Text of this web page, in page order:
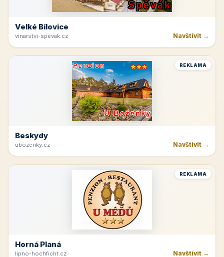
Velké Bílovice
vinarstvi-spevak.cz Navštívit →
REKLAMA
Beskydy
ubozenky.cz Navštívit →
REKLAMA
Horná Planá
lipno-hochficht.cz Navštívit →